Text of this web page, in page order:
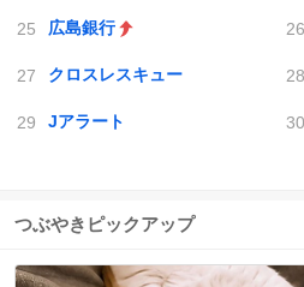
広島銀行
クロスレスキュー
Jアラート
つぶやきピックアップ